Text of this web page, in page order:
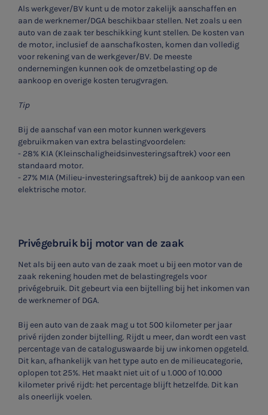
Als werkgever/BV kunt u de motor zakelijk aanschaffen en
aan de werknemer/DGA beschikbaar stellen. Net zoals u een
auto van de zaak ter beschikking kunt stellen. De kosten van
de motor, inclusief de aanschafkosten, komen dan volledig
voor rekening van de werkgever/BV. De meeste
ondernemingen kunnen ook de omzetbelasting op de
aankoop en overige kosten terugvragen.
Tip
Bij de aanschaf van een motor kunnen werkgevers
gebruikmaken van extra belastingvoordelen:
- 28% KIA (Kleinschaligheidsinvesteringsaftrek) voor een
standaard motor.
- 27% MIA (Milieu-investeringsaftrek) bij de aankoop van een
elektrische motor.
Privégebruik bij motor van de zaak
Net als bij een auto van de zaak moet u bij een motor van de
zaak rekening houden met de belastingregels voor
privégebruik. Dit gebeurt via een bijtelling bij het inkomen van
de werknemer of DGA.
Bij een auto van de zaak mag u tot 500 kilometer per jaar
privé rijden zonder bijtelling. Rijdt u meer, dan wordt een vast
percentage van de cataloguswaarde bij uw inkomen opgeteld.
Dit kan, afhankelijk van het type auto en de milieucategorie,
oplopen tot 25%. Het maakt niet uit of u 1.000 of 10.000
kilometer privé rijdt: het percentage blijft hetzelfde. Dit kan
als oneerlijk voelen.